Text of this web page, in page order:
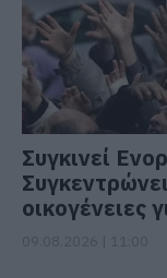
Συγκινεί
οικογένειες